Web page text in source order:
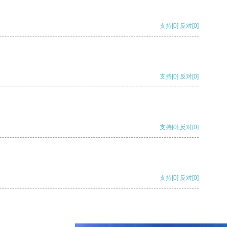
支持[0] 反对[0]
支持[0] 反对[0]
支持[0] 反对[0]
支持[0] 反对[0]